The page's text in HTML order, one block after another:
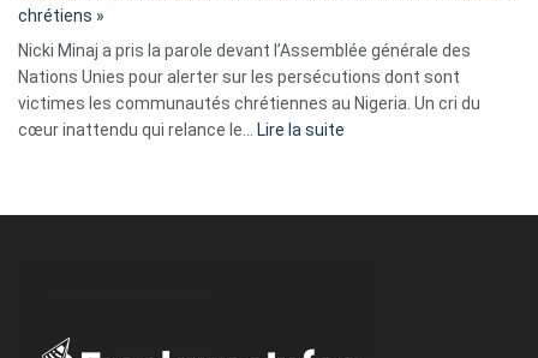
ses
tripes »
chrétiens »
Nicki Minaj a pris la parole devant l’Assemblée générale des
Nations Unies pour alerter sur les persécutions dont sont
victimes les communautés chrétiennes au Nigeria. Un cri du
cœur inattendu qui relance le…
Lire la suite